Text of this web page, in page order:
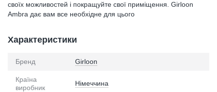
своїх можливостей і покращуйте свої приміщення. Girloon
Ambra дає вам все необхідне для цього
Характеристики
Бренд Girloon
Країна
виробник
Німеччина